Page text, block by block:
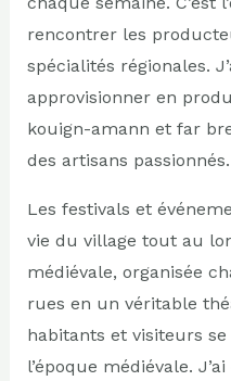
rencontrer les
spécialités régionales.
approvisionner en
kouign-amann et far
des artisans passionnés.
Les festivals et
vie du village tout au
médiévale, organisée
rues en un véritable
habitants et visiteurs
l’époque médiévale.